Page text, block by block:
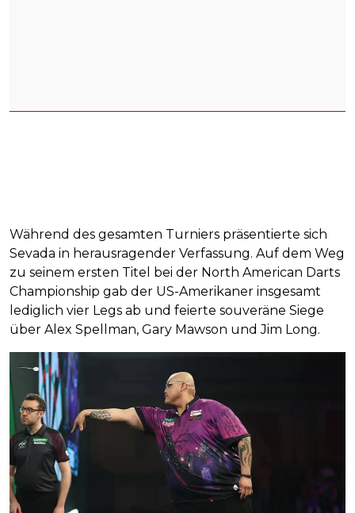
Während des gesamten Turniers präsentierte sich
Sevada in herausragender Verfassung. Auf dem Weg
zu seinem ersten Titel bei der North American Darts
Championship gab der US-Amerikaner insgesamt
lediglich vier Legs ab und feierte souveräne Siege
über Alex Spellman, Gary Mawson und Jim Long.